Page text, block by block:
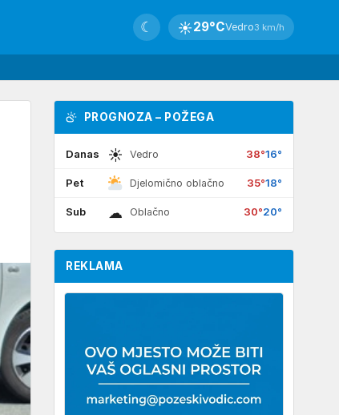
☀29°CVedro3 km/h
☾
PROGNOZA – POŽEGA
Danas ☀ Vedro 38°16°
Pet Djelomično oblačno 35°18°
Sub ☁ Oblačno 30°20°
REKLAMA